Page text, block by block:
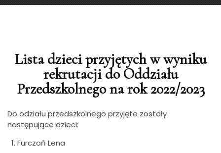
Lista dzieci przyjętych w wyniku
rekrutacji do Oddziału
Przedszkolnego na rok 2022/2023
Do odziału przedszkolnego przyjęte zostały
następujące dzieci:
Furczoń Lena